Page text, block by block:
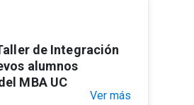
de Integración
alumnos
MBA UC
Ver más